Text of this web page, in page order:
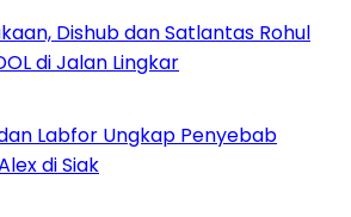
Dishub dan Satlantas Rohul
di Jalan Lingkar
Labfor Ungkap Penyebab
di Siak